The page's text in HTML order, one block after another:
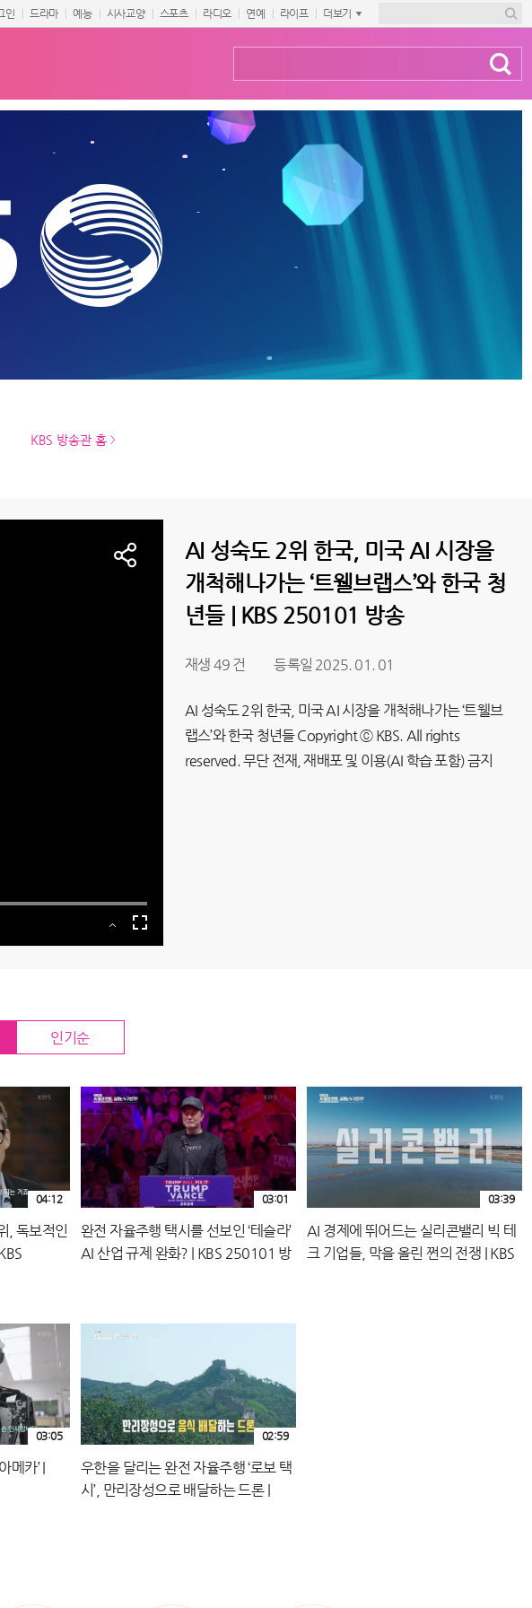
인 드라마 예능 시사교양 스포츠 라디오 연예 라이프 더보기
KBS 방송관 홈
AI 성숙도 2위 한국, 미국 AI 시장을
개척해나가는 ‘트웰브랩스’와 한국 청
년들 | KBS 250101 방송
재생 49 건 등록일 2025. 01. 01
AI 성숙도 2위 한국, 미국 AI 시장을 개척해나가는 ‘트웰브
랩스’와 한국 청년들 Copyright ⓒ KBS. All rights
reserved. 무단 전재, 재배포 및 이용(AI 학습 포함) 금지
인기순
, 독보적인
04:12
완전 자율주행 택시를 선보인 ‘테슬라’
AI 산업 규제 완화? | KBS 250101 방
03:01
AI 경제에 뛰어드는 실리콘밸리 빅 테
크 기업들, 막을 올린 쩐의 전쟁 | KBS
03:39
메카’ |
03:05
우한을 달리는 완전 자율주행 ‘로보 택
시’, 만리장성으로 배달하는 드론 |
02:59